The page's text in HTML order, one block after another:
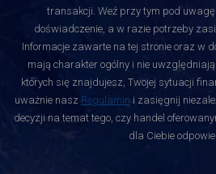
transakcji. Weź przy tym pod
doświadczenie, a w razie potrzeby
Informacje zawarte na tej stronie oraz w
mają charakter ogólny i nie
których się znajdujesz, Twojej sytuacji
uważnie nasz Regulamin i zasięgnij
decyzji na temat tego, czy handel
dla Ciebie